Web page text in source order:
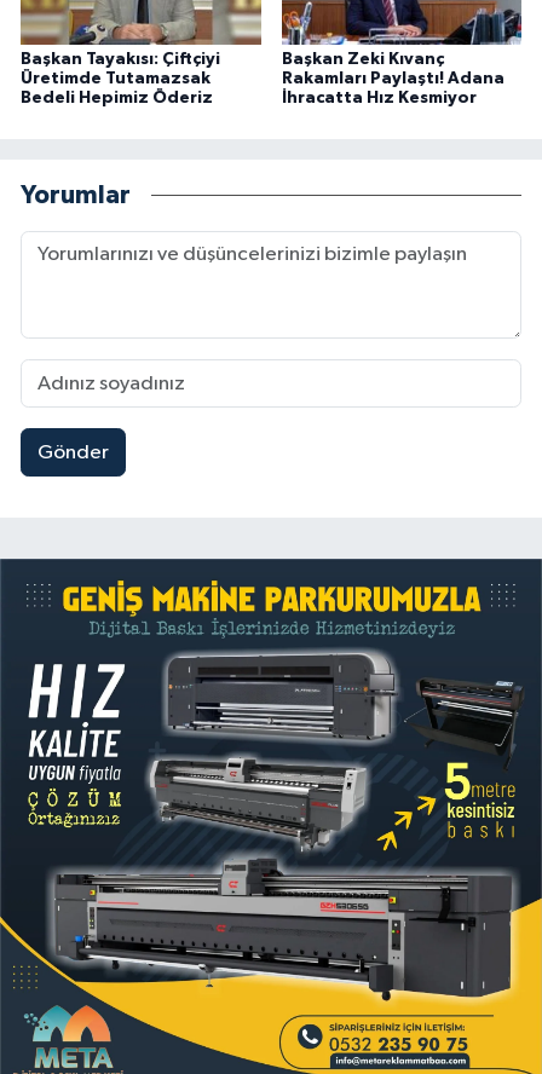
Başkan Tayakısı: Çiftçiyi
Üretimde Tutamazsak
Bedeli Hepimiz Öderiz
Başkan Zeki Kıvanç
Rakamları Paylaştı! Adana
İhracatta Hız Kesmiyor
Yorumlar
Gönder